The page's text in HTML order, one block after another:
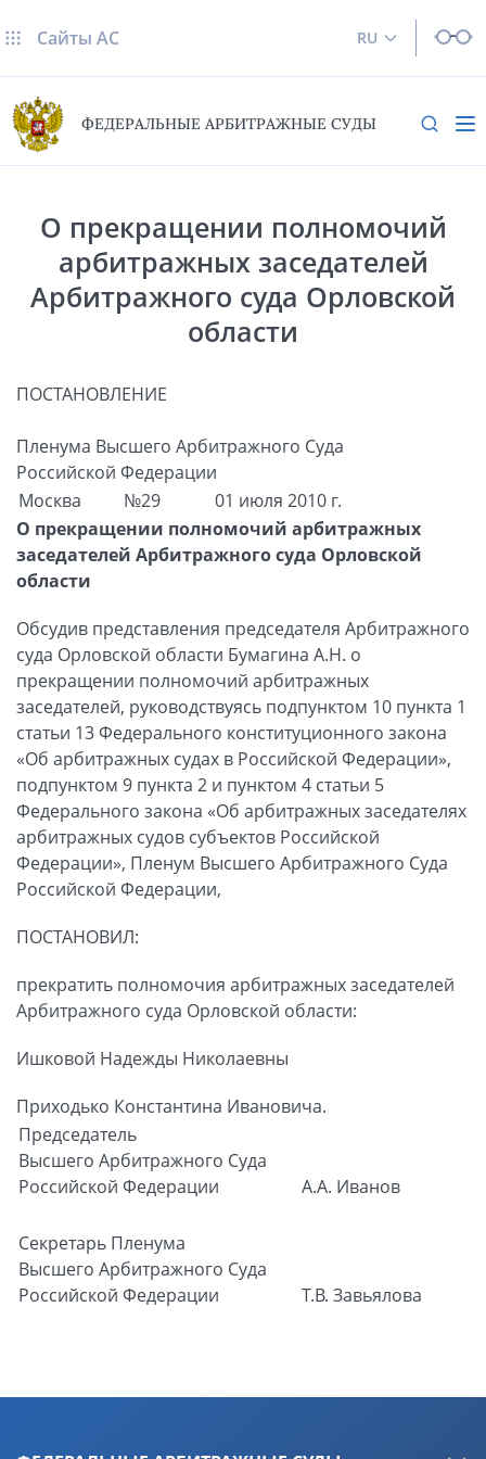
RU
Сайты AC
ФЕДЕРАЛЬНЫЕ АРБИТРАЖНЫЕ СУДЫ
О прекращении полномочий
арбитражных заседателей
Арбитражного суда Орловской
области
ПОСТАНОВЛЕНИЕ
Пленума Высшего Арбитражного Суда
Российской Федерации
Москва
№29
01 июля 2010 г.
О прекращении полномочий арбитражных
заседателей Арбитражного суда Орловской
области
Обсудив представления председателя Арбитражного
суда Орловской области Бумагина А.Н. о
прекращении полномочий арбитражных
заседателей, руководствуясь подпунктом 10 пункта 1
статьи 13 Федерального конституционного закона
«Об арбитражных судах в Российской Федерации»,
подпунктом 9 пункта 2 и пунктом 4 статьи 5
Федерального закона «Об арбитражных заседателях
арбитражных судов субъектов Российской
Федерации», Пленум Высшего Арбитражного Суда
Российской Федерации,
ПОСТАНОВИЛ:
прекратить полномочия арбитражных заседателей
Арбитражного суда Орловской области:
Ишковой Надежды Николаевны
Приходько Константина Ивановича.
Председатель
Высшего Арбитражного Суда
Российской Федерации
А.А. Иванов
Секретарь Пленума
Высшего Арбитражного Суда
Российской Федерации
Т.В. Завьялова